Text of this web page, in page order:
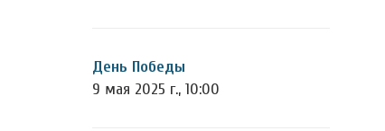
День Победы
9 мая 2025 г., 10:00